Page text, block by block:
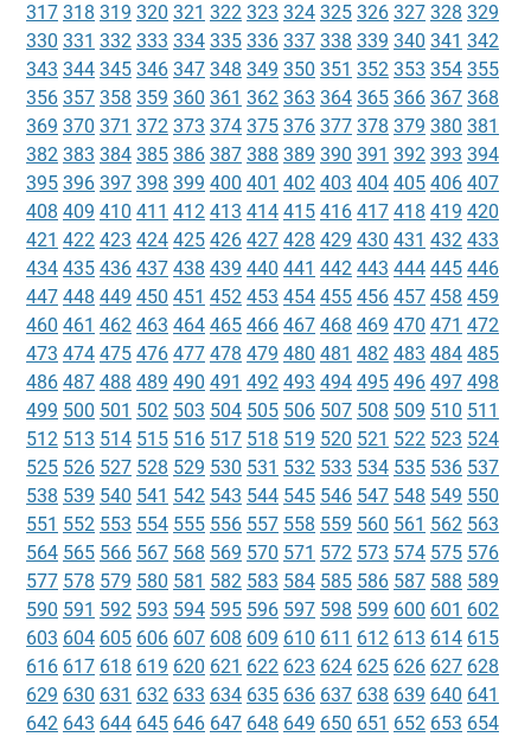
317 318 319 320 321 322 323 324 325 326 327 328 329
330 331 332 333 334 335 336 337 338 339 340 341 342
343 344 345 346 347 348 349 350 351 352 353 354 355
356 357 358 359 360 361 362 363 364 365 366 367 368
369 370 371 372 373 374 375 376 377 378 379 380 381
382 383 384 385 386 387 388 389 390 391 392 393 394
395 396 397 398 399 400 401 402 403 404 405 406 407
408 409 410 411 412 413 414 415 416 417 418 419 420
421 422 423 424 425 426 427 428 429 430 431 432 433
434 435 436 437 438 439 440 441 442 443 444 445 446
447 448 449 450 451 452 453 454 455 456 457 458 459
460 461 462 463 464 465 466 467 468 469 470 471 472
473 474 475 476 477 478 479 480 481 482 483 484 485
486 487 488 489 490 491 492 493 494 495 496 497 498
499 500 501 502 503 504 505 506 507 508 509 510 511
512 513 514 515 516 517 518 519 520 521 522 523 524
525 526 527 528 529 530 531 532 533 534 535 536 537
538 539 540 541 542 543 544 545 546 547 548 549 550
551 552 553 554 555 556 557 558 559 560 561 562 563
564 565 566 567 568 569 570 571 572 573 574 575 576
577 578 579 580 581 582 583 584 585 586 587 588 589
590 591 592 593 594 595 596 597 598 599 600 601 602
603 604 605 606 607 608 609 610 611 612 613 614 615
616 617 618 619 620 621 622 623 624 625 626 627 628
629 630 631 632 633 634 635 636 637 638 639 640 641
642 643 644 645 646 647 648 649 650 651 652 653 654